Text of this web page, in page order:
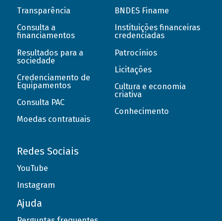
Transparência
Consulta a
financiamentos
Resultados para a
sociedade
Credenciamento de
Equipamentos
Consulta PAC
Moedas contratuais
BNDES Finame
Instituições financeiras
credenciadas
Patrocínios
Licitações
Cultura e economia
criativa
Conhecimento
Redes Sociais
YouTube
Instagram
Ajuda